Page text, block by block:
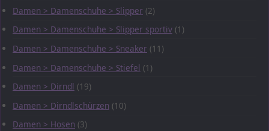
Damen > Damenschuhe > Slipper (2)
Damen > Damenschuhe > Slipper sportiv (1)
Damen > Damenschuhe > Sneaker (11)
Damen > Damenschuhe > Stiefel (1)
Damen > Dirndl (19)
Damen > Dirndlschürzen (10)
Damen > Hosen (3)